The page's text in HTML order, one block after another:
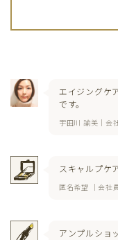
エイジングケ
です。
宇田川 諭美｜会
スキャルプケ
匿名希望 ｜会社
アンプルショ